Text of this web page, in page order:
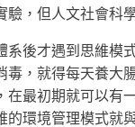
，但人文社會科
系後才遇到思維模
毒，就得每天養大
在最初期就可以有
的環境管理模式就